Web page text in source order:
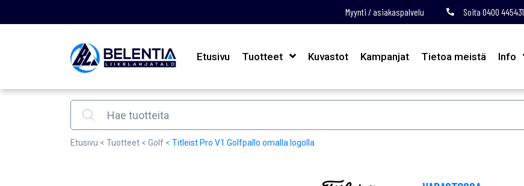
Myynti / asiakaspalvelu Soita 0400 445431
Etusivu Tuotteet Kuvastot Kampanjat Tietoa meistä Info
Products search
Etusivu < Tuotteet < Golf < Titleist Pro V1 Golfpallo omalla logolla